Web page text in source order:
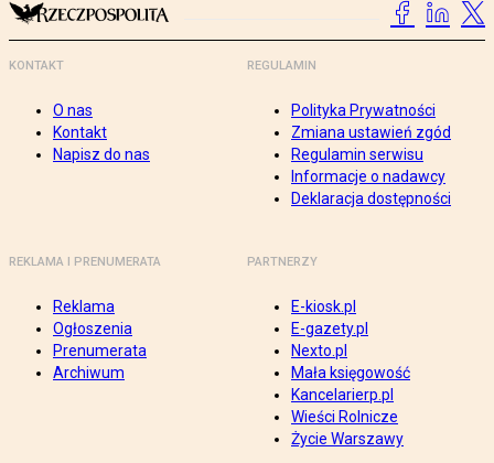
KONTAKT
O nas
Kontakt
Napisz do nas
REGULAMIN
Polityka Prywatności
Zmiana ustawień zgód
Regulamin serwisu
Informacje o nadawcy
Deklaracja dostępności
REKLAMA I PRENUMERATA
Reklama
Ogłoszenia
Prenumerata
Archiwum
PARTNERZY
E-kiosk.pl
E-gazety.pl
Nexto.pl
Mała księgowość
Kancelarierp.pl
Wieści Rolnicze
Życie Warszawy